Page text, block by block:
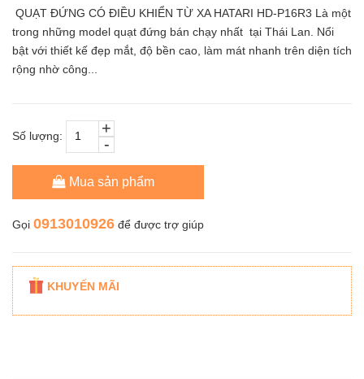
QUẠT ĐỨNG CÓ ĐIỀU KHIỂN TỪ XA HATARI HD-P16R3 Là một
trong những model quạt đứng bán chạy nhất tại Thái Lan. Nổi
bật với thiết kế đẹp mắt, độ bền cao, làm mát nhanh trên diện tích
rộng nhờ công...
Số lượng: -
+
Mua sản phẩm
Gọi 0913010926 để được trợ giúp
KHUYẾN MÃI